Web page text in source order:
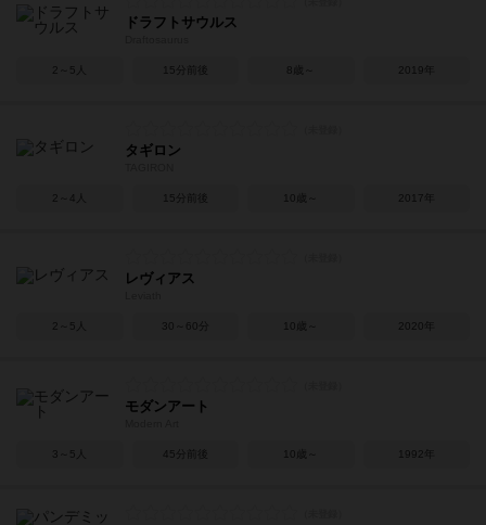
ドラフトサウルス
2～5人 15分前後 8歳～ 2019年
タギロン
2～4人 15分前後 10歳～ 2017年
レヴィアス
2～5人 30～60分 10歳～ 2020年
モダンアート
3～5人 45分前後 10歳～ 1992年